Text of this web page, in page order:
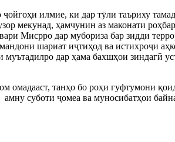
илмие, ки дар тӯли таъриху
мекунад, ҳамчунин аз маконати
Мисрро дар мубориза бар зидди
шариат иҷтиҳод ва истихроҷи
дар ҳама бахшҳои зиндагӣ
омадааст, танҳо бо роҳи гуфтумони
суботи ҷомеа ва муносибатҳои